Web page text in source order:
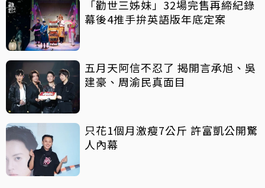
「勸世三姊妹」32場完售再締紀錄
幕後4推手拚英語版年底定案
五月天阿信不忍了 揭開言承旭、吳
建豪、周渝民真面目
只花1個月激瘦7公斤 許富凱公開驚
人內幕